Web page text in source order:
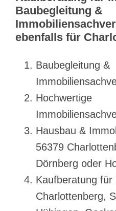
Baubegleitung &
ebenfalls für
Baubegleitung &
Hochwertige
Hausbau &
56379
Dörnberg oder
Kaufberatung für
Charlottenberg,